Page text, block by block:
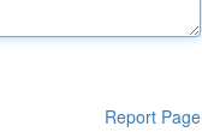
Report Page